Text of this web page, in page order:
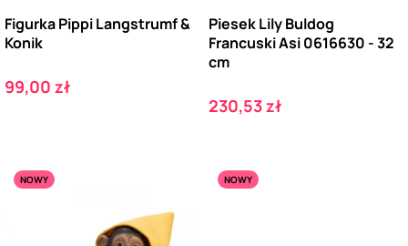
Figurka Pippi Langstrumf &
Konik
Cena
99,00 zł
Piesek Lily Buldog
Francuski Asi 0616630 - 32
cm
Cena
230,53 zł
NOWY NOWY